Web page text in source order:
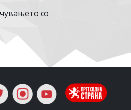
со